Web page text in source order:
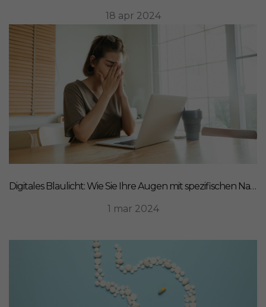
18 apr 2024
Digitales Blaulicht: Wie Sie Ihre Augen mit spezifischen Nahrungsergänzungsmitteln schützen können
1 mar 2024